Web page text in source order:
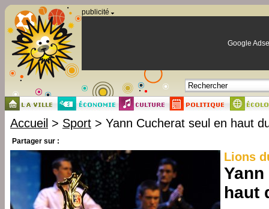
publicité
Google
Accueil > Sport > Yann Cucherat seul en haut
Partager sur :
Lions
haut
Panneau de gestion des cookies